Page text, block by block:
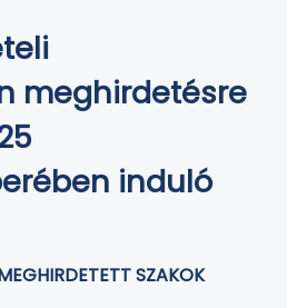
meghirdetésre
induló
SZAKOK